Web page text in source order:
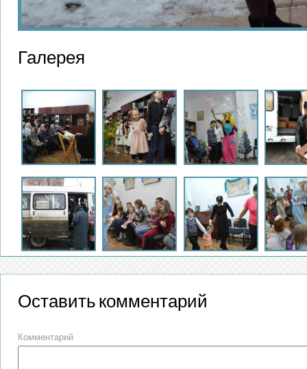
Галерея
Оставить комментарий
Комментарий